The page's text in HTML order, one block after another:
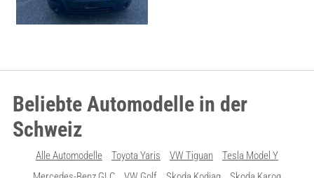
Beliebte Automodelle in der
Schweiz
Alle Automodelle Toyota Yaris VW Tiguan
Tesla Model Y